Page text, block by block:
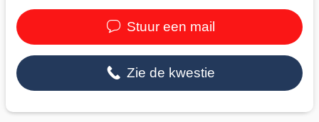
Stuur een mail
Zie de kwestie